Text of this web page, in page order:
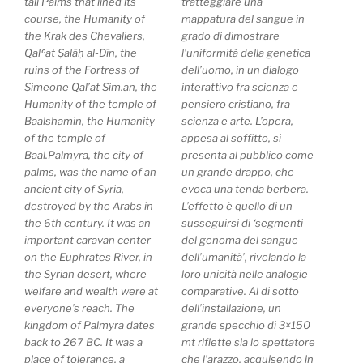
course, the Humanity of
the Krak des Chevaliers,
Qalʿat Ṣalāḥ al-Dīn, the
ruins of the Fortress of
Simeone Qal’at Sim.an, the
Humanity of the temple of
Baalshamin, the Humanity
of the temple of
Baal.Palmyra, the city of
palms, was the name of an
ancient city of Syria,
destroyed by the Arabs in
the 6th century. It was an
important caravan center
on the Euphrates River, in
the Syrian desert, where
welfare and wealth were at
everyone’s reach. The
kingdom of Palmyra dates
back to 267 BC. It was a
place of tolerance, a
mappatura del sangue in
grado di dimostrare
l’uniformità della genetica
dell’uomo, in un dialogo
interattivo fra scienza e
pensiero cristiano, fra
scienza e arte. L’opera,
appesa al soffitto, si
presenta al pubblico come
un grande drappo, che
evoca una tenda berbera.
L’effetto è quello di un
susseguirsi di ‘segmenti
del genoma del sangue
dell’umanità’, rivelando la
loro unicità nelle analogie
comparative. Al di sotto
dell’installazione, un
grande specchio di 3×150
mt riflette sia lo spettatore
che l’arazzo, acquisendo in